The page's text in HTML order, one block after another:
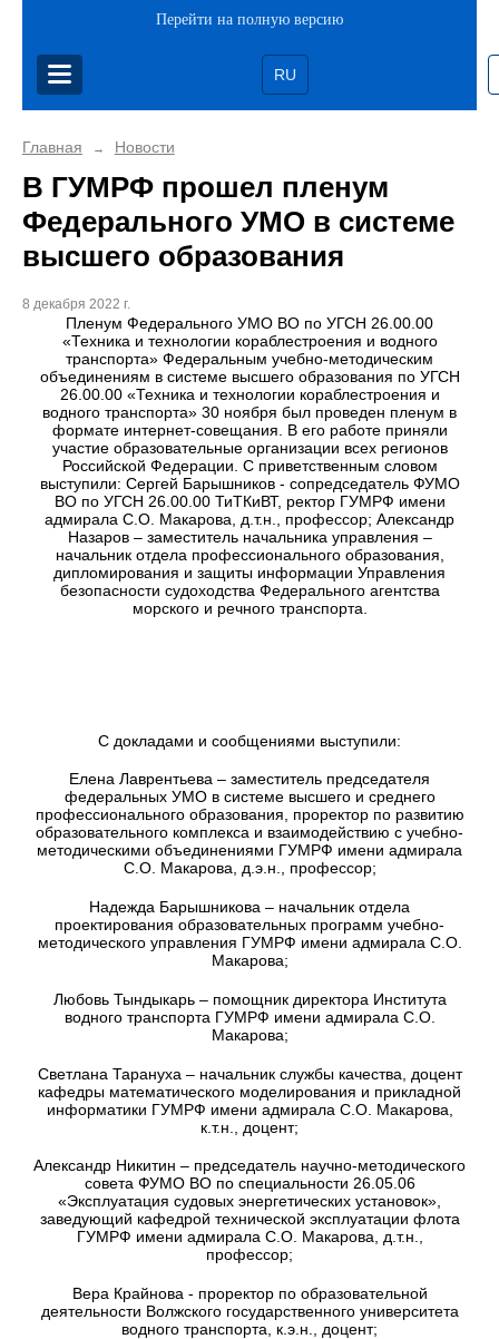
Перейти на полную версию
RU
Главная → Новости
В ГУМРФ прошел пленум
Федерального УМО в системе
высшего образования
8 декабря 2022 г.
Пленум Федерального УМО ВО по УГСН 26.00.00
«Техника и технологии кораблестроения и водного
транспорта» Федеральным учебно-методическим
объединениям в системе высшего образования по УГСН
26.00.00 «Техника и технологии кораблестроения и
водного транспорта» 30 ноября был проведен пленум в
формате интернет-совещания. В его работе приняли
участие образовательные организации всех регионов
Российской Федерации. С приветственным словом
выступили: Сергей Барышников - сопредседатель ФУМО
ВО по УГСН 26.00.00 ТиТКиВТ, ректор ГУМРФ имени
адмирала С.О. Макарова, д.т.н., профессор; Александр
Назаров – заместитель начальника управления –
начальник отдела профессионального образования,
дипломирования и защиты информации Управления
безопасности судоходства Федерального агентства
морского и речного транспорта.
С докладами и сообщениями выступили:
Елена Лаврентьева – заместитель председателя
федеральных УМО в системе высшего и среднего
профессионального образования, проректор по развитию
образовательного комплекса и взаимодействию с учебно-
методическими объединениями ГУМРФ имени адмирала
С.О. Макарова, д.э.н., профессор;
Надежда Барышникова – начальник отдела
проектирования образовательных программ учебно-
методического управления ГУМРФ имени адмирала С.О.
Макарова;
Любовь Тындыкарь – помощник директора Института
водного транспорта ГУМРФ имени адмирала С.О.
Макарова;
Светлана Тарануха – начальник службы качества, доцент
кафедры математического моделирования и прикладной
информатики ГУМРФ имени адмирала С.О. Макарова,
к.т.н., доцент;
Александр Никитин – председатель научно-методического
совета ФУМО ВО по специальности 26.05.06
«Эксплуатация судовых энергетических установок»,
заведующий кафедрой технической эксплуатации флота
ГУМРФ имени адмирала С.О. Макарова, д.т.н.,
профессор;
Вера Крайнова - проректор по образовательной
деятельности Волжского государственного университета
водного транспорта, к.э.н., доцент;